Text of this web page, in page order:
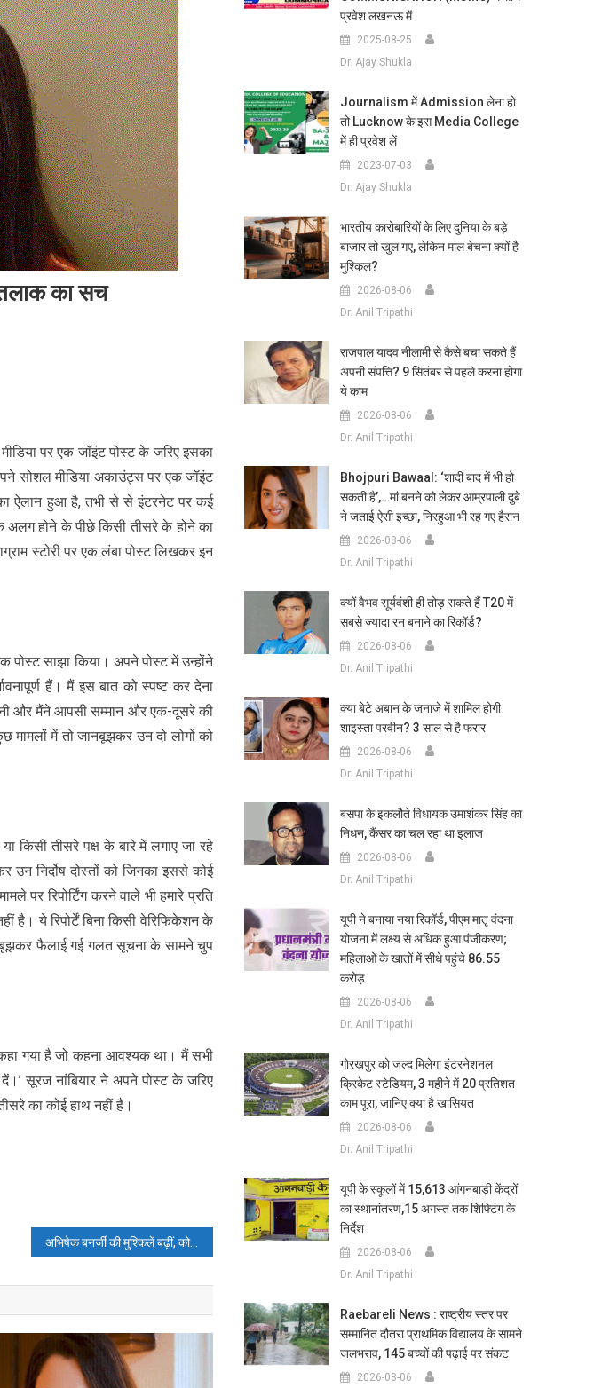
तलाक का सच
पर एक जॉइंट पोस्ट के जरिए इसका
सोशल मीडिया अकाउंट्स पर एक जॉइंट
ऐलान हुआ है, तभी से से इंटरनेट पर कई
अलग होने के पीछे किसी तीसरे के होने का
स्टोरी पर एक लंबा पोस्ट लिखकर इन
पोस्ट साझा किया। अपने पोस्ट में उन्होंने
हैं। मैं इस बात को स्पष्ट कर देना
और मैंने आपसी सम्मान और एक-दूसरे की
में तो जानबूझकर उन दो लोगों को
किसी तीसरे पक्ष के बारे में लगाए जा रहे
निर्दोष दोस्तों को जिनका इससे कोई
पर रिपोर्टिंग करने वाले भी हमारे प्रति
है। ये रिपोर्टें बिना किसी वेरिफिकेशन के
फैलाई गई गलत सूचना के सामने चुप
गया है जो कहना आवश्यक था। मैं सभी
सूरज नांबियार ने अपने पोस्ट के जरिए
का कोई हाथ नहीं है।
अभिषेक बनर्जी की मुश्किलें बढ़ीं, कोलकाता म्युनिसिपल कॉर्पोरेशन ने भेजा नोटिस, जानें क्या है मामला
प्रवेश लखनऊ में
2025-08-25
Dr. Ajay Shukla
Journalism में Admission लेना हो
तो Lucknow के इस Media College
में ही प्रवेश लें
2023-07-03
Dr. Ajay Shukla
भारतीय कारोबारियों के लिए दुनिया के बड़े
बाजार तो खुल गए, लेकिन माल बेचना क्यों है
मुश्किल?
2026-08-06
Dr. Anil Tripathi
राजपाल यादव नीलामी से कैसे बचा सकते हैं
अपनी संपत्ति? 9 सितंबर से पहले करना होगा
ये काम
2026-08-06
Dr. Anil Tripathi
Bhojpuri Bawaal: ‘शादी बाद में भी हो
सकती है’,…मां बनने को लेकर आम्रपाली दुबे
ने जताई ऐसी इच्छा, निरहुआ भी रह गए हैरान
2026-08-06
Dr. Anil Tripathi
क्यों वैभव सूर्यवंशी ही तोड़ सकते हैं T20 में
सबसे ज्यादा रन बनाने का रिकॉर्ड?
2026-08-06
Dr. Anil Tripathi
क्या बेटे अबान के जनाजे में शामिल होगी
शाइस्ता परवीन? 3 साल से है फरार
2026-08-06
Dr. Anil Tripathi
बसपा के इकलौते विधायक उमाशंकर सिंह का
निधन, कैंसर का चल रहा था इलाज
2026-08-06
Dr. Anil Tripathi
यूपी ने बनाया नया रिकॉर्ड, पीएम मातृ वंदना
योजना में लक्ष्य से अधिक हुआ पंजीकरण;
महिलाओं के खातों में सीधे पहुंचे 86.55
करोड़
2026-08-06
Dr. Anil Tripathi
गोरखपुर को जल्द मिलेगा इंटरनेशनल
क्रिकेट स्टेडियम, 3 महीने में 20 प्रतिशत
काम पूरा, जानिए क्या है खासियत
2026-08-06
Dr. Anil Tripathi
यूपी के स्कूलों में 15,613 आंगनबाड़ी केंद्रों
का स्थानांतरण,15 अगस्त तक शिफ्टिंग के
निर्देश
2026-08-06
Dr. Anil Tripathi
Raebareli News : राष्ट्रीय स्तर पर
सम्मानित दौतरा प्राथमिक विद्यालय के सामने
जलभराव, 145 बच्चों की पढ़ाई पर संकट
2026-08-06